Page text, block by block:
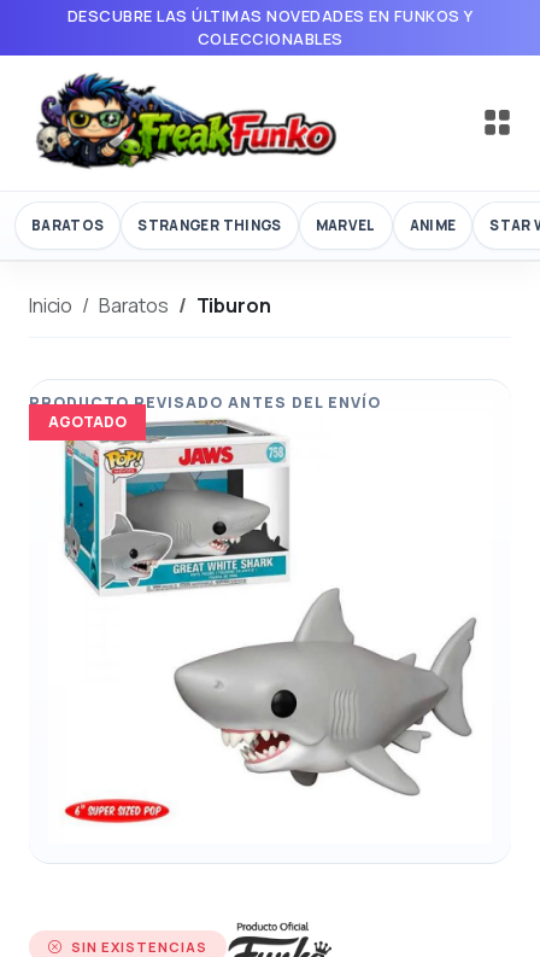
DESCUBRE LAS ÚLTIMAS NOVEDADES EN FUNKOS Y
COLECCIONABLES
BARATOS STRANGER THINGS MARVEL ANIME STAR
Inicio Baratos Tiburon
AGOTADO
SIN EXISTENCIAS